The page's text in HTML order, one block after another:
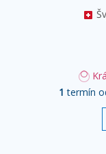
1 termín